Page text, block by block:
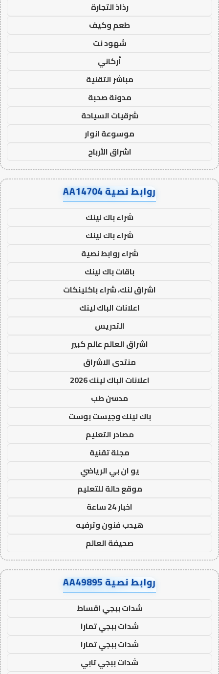
رذاذ التجارة
طعم وكيف
شهود نت
أركاني
مباشر التقنية
مدونة صحبة
شرقيات السياحة
موسوعة انوار
اشراق الأرباح
روابط نصية AA14704
شراء باك لينك
شراء باك لينك
شراء روابط نصية
باقات باك لينك
اشراق لنك، شراء باكلينكات
اعلانات الباك لينك
التدريس
اشراق العالم عالم كبير
منتدى الاشراق
اعلانات الباك لينك 2026
مدسن طب
باك لينك وجيست بوست
مصادر التعليم
مجلة تقنية
يو ان بي الرياضي
موقع حالة للتعليم
اخبار 24 ساعة
هيدب فنون وترفيه
صحيفة العالم
روابط نصية AA49895
شدات ببجي اقساط
شدات ببجي تمارا
شدات ببجي تمارا
شدات ببجي تابي